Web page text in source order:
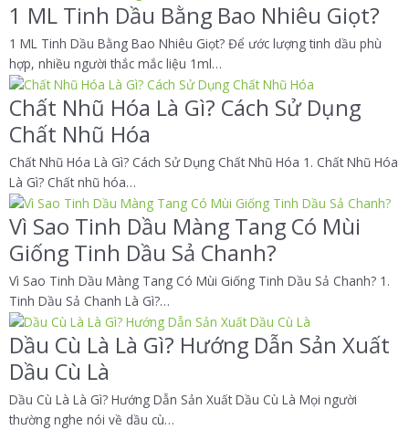
1 ML Tinh Dầu Bằng Bao Nhiêu Giọt?
1 ML Tinh Dầu Bằng Bao Nhiêu Giọt? Để ước lượng tinh dầu phù
hợp, nhiều người thắc mắc liệu 1ml…
Chất Nhũ Hóa Là Gì? Cách Sử Dụng
Chất Nhũ Hóa
Chất Nhũ Hóa Là Gì? Cách Sử Dụng Chất Nhũ Hóa 1. Chất Nhũ Hóa
Là Gì? Chất nhũ hóa…
Vì Sao Tinh Dầu Màng Tang Có Mùi
Giống Tinh Dầu Sả Chanh?
Vì Sao Tinh Dầu Màng Tang Có Mùi Giống Tinh Dầu Sả Chanh? 1.
Tinh Dầu Sả Chanh Là Gì?…
Dầu Cù Là Là Gì? Hướng Dẫn Sản Xuất
Dầu Cù Là
Dầu Cù Là Là Gì? Hướng Dẫn Sản Xuất Dầu Cù Là Mọi người
thường nghe nói về dầu cù…